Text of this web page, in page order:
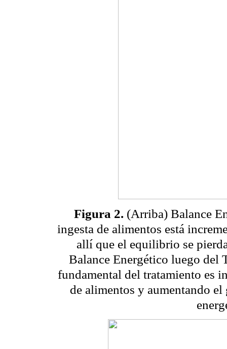
Figura 2. (Arriba) Balance
ingesta de alimentos está
allí que el equilibrio se
Balance Energético luego del
fundamental del tratamiento es
de alimentos y aumentando